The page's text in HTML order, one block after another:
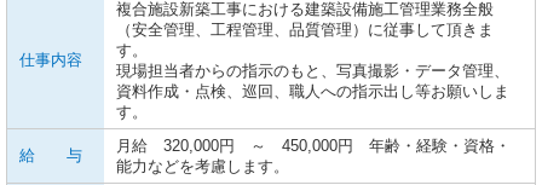
仕事内容
複合施設新築工事における建築設備施工管理業務全般
（安全管理、工程管理、品質管理）に従事して頂きま
す。
現場担当者からの指示のもと、写真撮影・データ管理、
資料作成・点検、巡回、職人への指示出し等お願いしま
す。
給 与
月給 320,000円 ～ 450,000円 年齢・経験・資格・
能力などを考慮します。